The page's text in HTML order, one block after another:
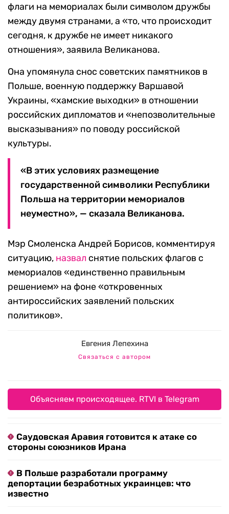
флаги на мемориалах были символом дружбы
между двумя странами, а «то, что происходит
сегодня, к дружбе не имеет никакого
отношения», заявила Великанова.
Она упомянула снос советских памятников в
Польше, военную поддержку Варшавой
Украины, «хамские выходки» в отношении
российских дипломатов и «непозволительные
высказывания» по поводу российской
культуры.
«В этих условиях размещение
государственной символики Республики
Польша на территории мемориалов
неуместно», — сказала Великанова.
Мэр Смоленска Андрей Борисов, комментируя
ситуацию, назвал снятие польских флагов с
мемориалов «единственно правильным
решением» на фоне «откровенных
антироссийских заявлений польских
политиков».
Евгения Лепехина
Связаться с автором
Объясняем происходящее. RTVI в Telegram
Саудовская Аравия готовится к атаке со
стороны союзников Ирана
В Польше разработали программу
депортации безработных украинцев: что
известно